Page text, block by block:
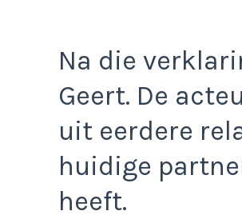
Na die
Geert. De
uit eerdere
huidige
heeft.